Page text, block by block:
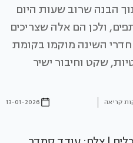
הבנה שרוב שעות היום
ולכן הם אלה שצריכים
השינה מוקמו בקומת
שקט וחיבור ישיר
13-01-2026